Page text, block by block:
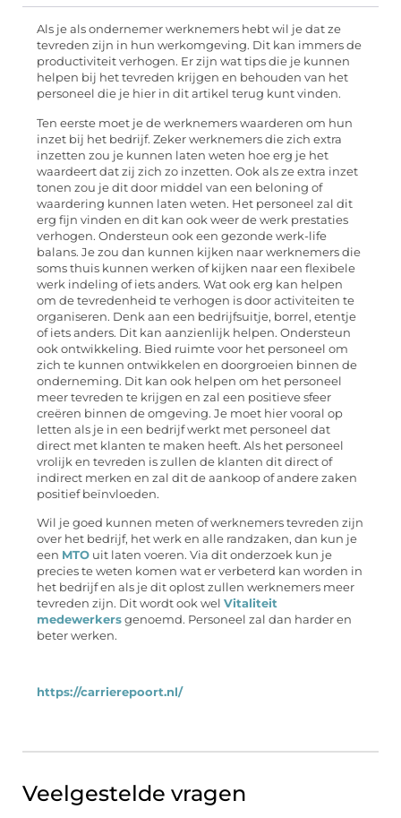
Als je als ondernemer werknemers hebt wil je dat ze
tevreden zijn in hun werkomgeving. Dit kan immers de
productiviteit verhogen. Er zijn wat tips die je kunnen
helpen bij het tevreden krijgen en behouden van het
personeel die je hier in dit artikel terug kunt vinden.
Ten eerste moet je de werknemers waarderen om hun
inzet bij het bedrijf. Zeker werknemers die zich extra
inzetten zou je kunnen laten weten hoe erg je het
waardeert dat zij zich zo inzetten. Ook als ze extra inzet
tonen zou je dit door middel van een beloning of
waardering kunnen laten weten. Het personeel zal dit
erg fijn vinden en dit kan ook weer de werk prestaties
verhogen. Ondersteun ook een gezonde werk-life
balans. Je zou dan kunnen kijken naar werknemers die
soms thuis kunnen werken of kijken naar een flexibele
werk indeling of iets anders. Wat ook erg kan helpen
om de tevredenheid te verhogen is door activiteiten te
organiseren. Denk aan een bedrijfsuitje, borrel, etentje
of iets anders. Dit kan aanzienlijk helpen. Ondersteun
ook ontwikkeling. Bied ruimte voor het personeel om
zich te kunnen ontwikkelen en doorgroeien binnen de
onderneming. Dit kan ook helpen om het personeel
meer tevreden te krijgen en zal een positieve sfeer
creëren binnen de omgeving. Je moet hier vooral op
letten als je in een bedrijf werkt met personeel dat
direct met klanten te maken heeft. Als het personeel
vrolijk en tevreden is zullen de klanten dit direct of
indirect merken en zal dit de aankoop of andere zaken
positief beïnvloeden.
Wil je goed kunnen meten of werknemers tevreden zijn
over het bedrijf, het werk en alle randzaken, dan kun je
een MTO uit laten voeren. Via dit onderzoek kun je
precies te weten komen wat er verbeterd kan worden in
het bedrijf en als je dit oplost zullen werknemers meer
tevreden zijn. Dit wordt ook wel Vitaliteit
medewerkers genoemd. Personeel zal dan harder en
beter werken.
https://carrierepoort.nl/
Veelgestelde vragen